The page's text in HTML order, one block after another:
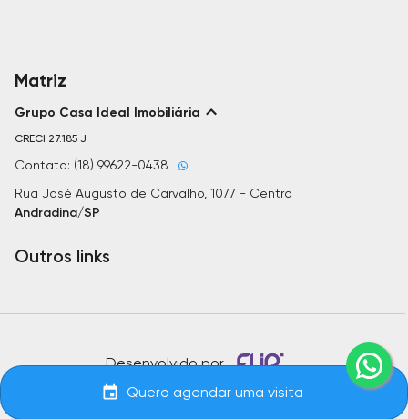
Quero agendar uma visita
Matriz
Grupo Casa Ideal Imobiliária
CRECI 27.185 J
Contato: (18) 99622-0438
Rua José Augusto de Carvalho, 1077 - Centro
Andradina/SP
Outros links
Desenvolvido por